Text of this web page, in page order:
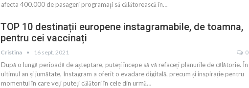
afecta 400.000 de pasageri programați să călătorească în…
TOP 10 destinații europene instagramabile, de toamna,
pentru cei vaccinați
Cristina 16 sept. 2021 0
După o lungă perioadă de așteptare, puteți începe să vă refaceți planurile de călătorie. În
ultimul an și jumătate, Instagram a oferit o evadare digitală, precum și inspirație pentru
momentul în care veți puteți călători în cele din urmă…